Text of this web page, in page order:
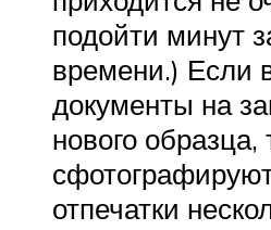
подойти минут
времени.) Если
документы на
нового образца,
отпечатки